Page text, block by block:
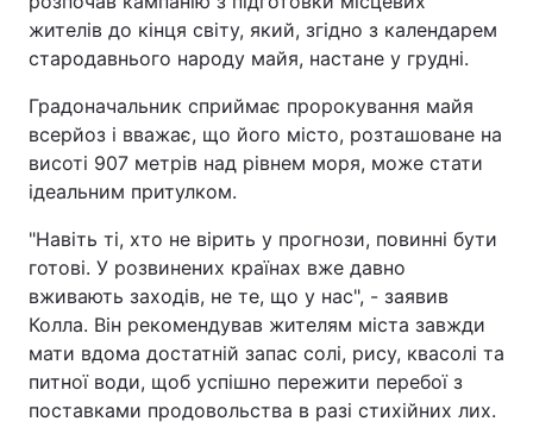
жителів до кінця світу, який, згідно з календарем
стародавнього народу майя, настане у грудні.
Градоначальник сприймає пророкування майя
всерйоз і вважає, що його місто, розташоване на
висоті 907 метрів над рівнем моря, може стати
ідеальним притулком.
"Навіть ті, хто не вірить у прогнози, повинні бути
готові. У розвинених країнах вже давно
вживають заходів, не те, що у нас", - заявив
Колла. Він рекомендував жителям міста завжди
мати вдома достатній запас солі, рису, квасолі та
питної води, щоб успішно пережити перебої з
поставками продовольства в разі стихійних лих.